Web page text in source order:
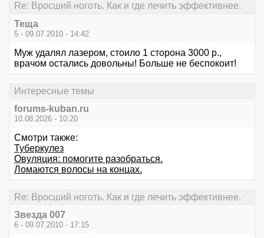
Re: Вросший ноготь. Как и где лечить эффективнее.
Теща
5 - 09.07.2010 - 14:42
Муж удалял лазером, стоило 1 сторона 3000 р.,
врачом остались довольны! Больше не беспокоит!
Интересные темы
forums-kuban.ru
10.08.2026 - 10:20
Смотри также:
Туберкулез
Овуляция: помогите разобраться.
Ломаются волосы на концах.
Re: Вросший ноготь. Как и где лечить эффективнее.
Звезда 007
6 - 09.07.2010 - 17:15